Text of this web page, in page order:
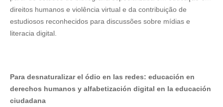
direitos humanos e violência virtual e da contribuição de
estudiosos reconhecidos para discussões sobre mídias e
literacia digital.
Para desnaturalizar el ódio en las redes: educación en
derechos humanos y alfabetización digital en la educación
ciudadana